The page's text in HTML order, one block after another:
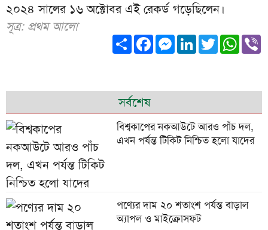
২০২৪ সালের ১৬ অক্টোবর এই রেকর্ড গড়েছিলেন।
সূত্র: প্রথম আলো
ShareFacebook
Messenger
LinkedIn
Twitter
সর্বশেষ
বিশ্বকাপের নকআউটে আরও পাঁচ দল,
এখন পর্যন্ত টিকিট নিশ্চিত হলো যাদের
পণ্যের দাম ২০ শতাংশ পর্যন্ত বাড়াল
অ্যাপল ও মাইক্রোসফট